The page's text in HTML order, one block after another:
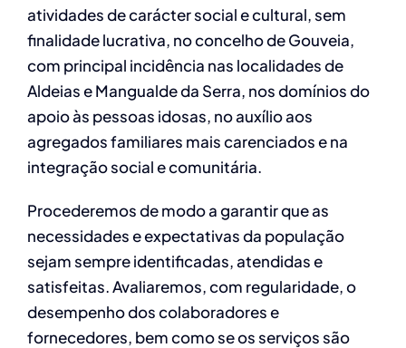
atividades de carácter social e cultural, sem
finalidade lucrativa, no concelho de Gouveia,
com principal incidência nas localidades de
Aldeias e Mangualde da Serra, nos domínios do
apoio às pessoas idosas, no auxílio aos
agregados familiares mais carenciados e na
integração social e comunitária.
Procederemos de modo a garantir que as
necessidades e expectativas da população
sejam sempre identificadas, atendidas e
satisfeitas. Avaliaremos, com regularidade, o
desempenho dos colaboradores e
fornecedores, bem como se os serviços são